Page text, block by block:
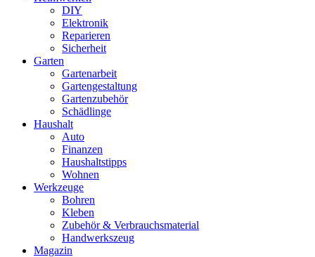
DIY
Elektronik
Reparieren
Sicherheit
Garten
Gartenarbeit
Gartengestaltung
Gartenzubehör
Schädlinge
Haushalt
Auto
Finanzen
Haushaltstipps
Wohnen
Werkzeuge
Bohren
Kleben
Zubehör & Verbrauchsmaterial
Handwerkszeug
Magazin